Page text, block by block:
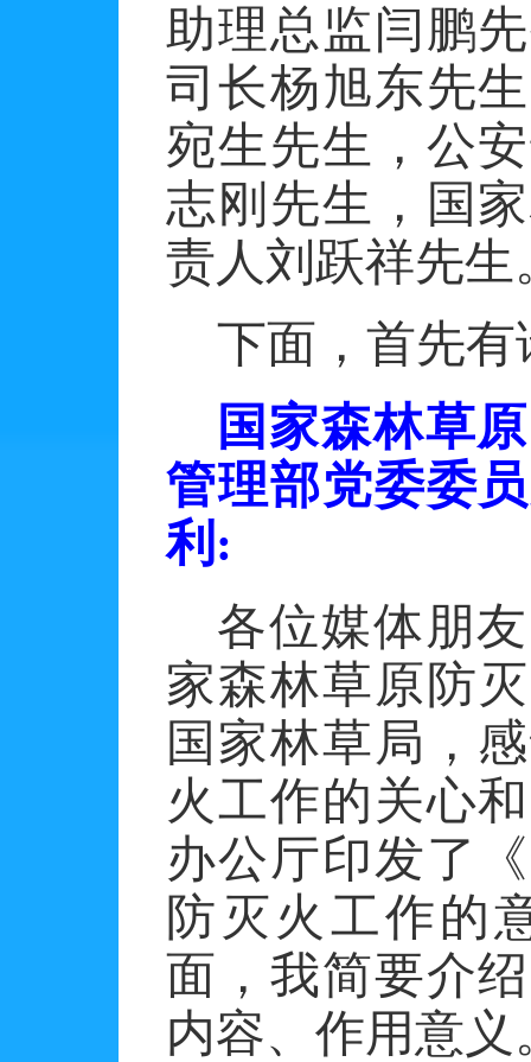
助理总监闫鹏
司长杨旭东先
宛生先生，公
志刚先生，国
责人刘跃祥先生
下面，首先
国家森林草
管理部党委委
利 :
各位媒体朋
家森林草原防
国家林草局，
火工作的关心
办公厅印发了
防灭火工作的
面，我简要介
内容、作用意义